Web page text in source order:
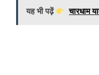
यह भी पढ़ें चारधाम